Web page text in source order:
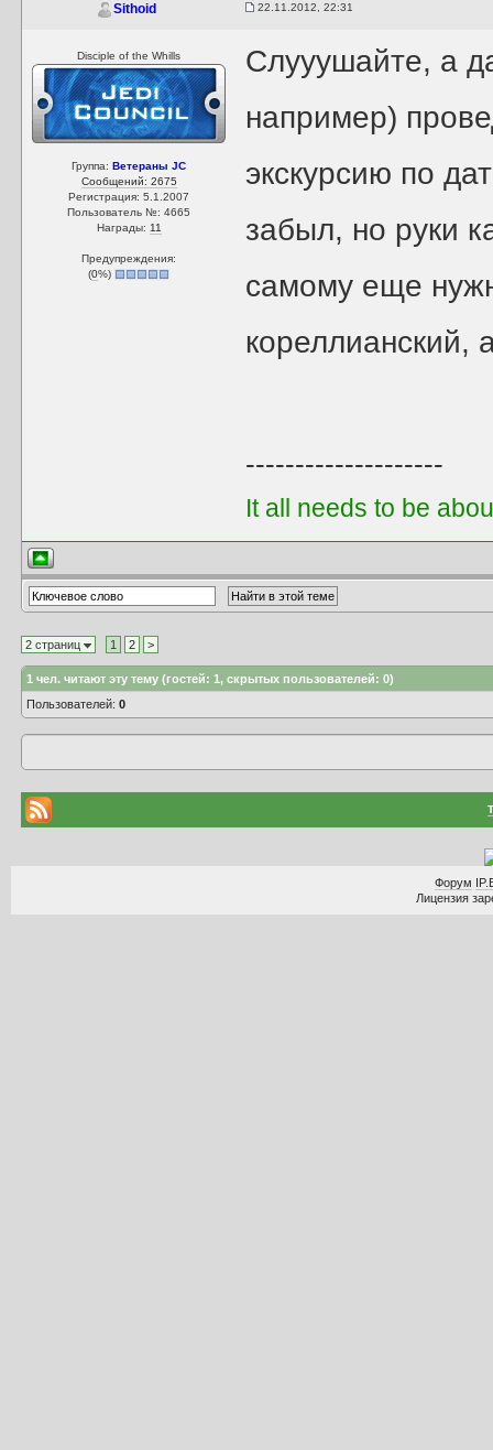
Sithoid 22.11.2012, 22:31
Disciple of the Whills
Группа:Ветераны JC
Сообщений: 2675
Регистрация: 5.1.2007
Пользователь №: 4665
Награды: 11
Предупреждения:
(0%)
Слууушайте, а
например)
экскурсию по
забыл, но руки
самому еще
кореллианский,
--------------------
It all needs to be
2 страниц 1 2 >
1 чел. читают эту тему (гостей: 1, скрытых пользователей: 0)
Пользователей:0
Форум
Лицензия